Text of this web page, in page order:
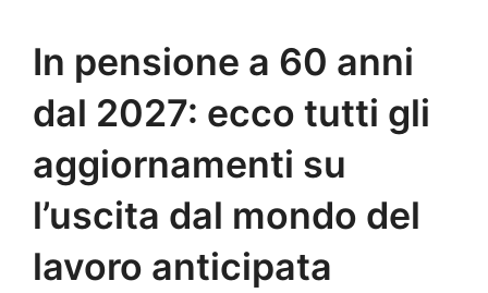
In pensione a 60 anni
dal 2027: ecco tutti gli
aggiornamenti su
l’uscita dal mondo del
lavoro anticipata